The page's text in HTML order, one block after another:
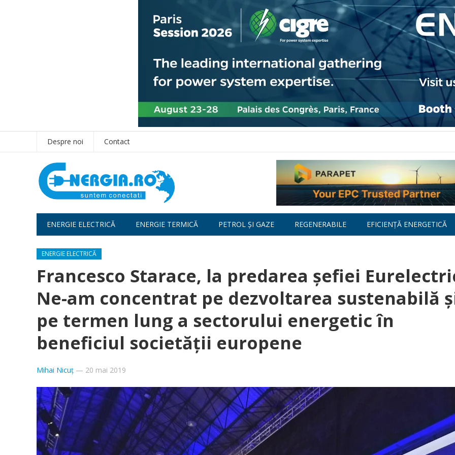
Despre noi Contact
ENERGIE ELECTRICĂ ENERGIE TERMICĂ PETROL ȘI GAZE REGENERABILE EFICIENȚĂ ENERGETICĂ
ENERGIE ELECTRICĂ
Francesco Starace, la predarea şefiei
Ne-am concentrat pe dezvoltarea sustenabilă
pe termen lung a sectorului energetic în
beneficiul societății europene
Mihai Nicuț — 20 mai 2019